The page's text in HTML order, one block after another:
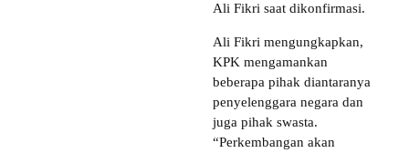
Ali Fikri saat dikonfirmasi.
Ali Fikri mengungkapkan,
KPK mengamankan
beberapa pihak diantaranya
penyelenggara negara dan
juga pihak swasta.
“Perkembangan akan